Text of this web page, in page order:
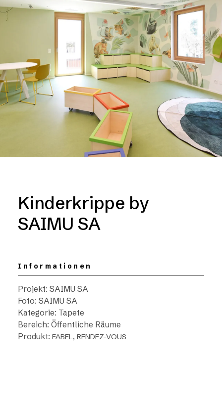
Kinderkrippe by
SAIMU SA
Informationen
Projekt: SAIMU SA
Foto: SAIMU SA
Kategorie: Tapete
Bereich: Öffentliche Räume
Produkt: FABEL, RENDEZ-VOUS